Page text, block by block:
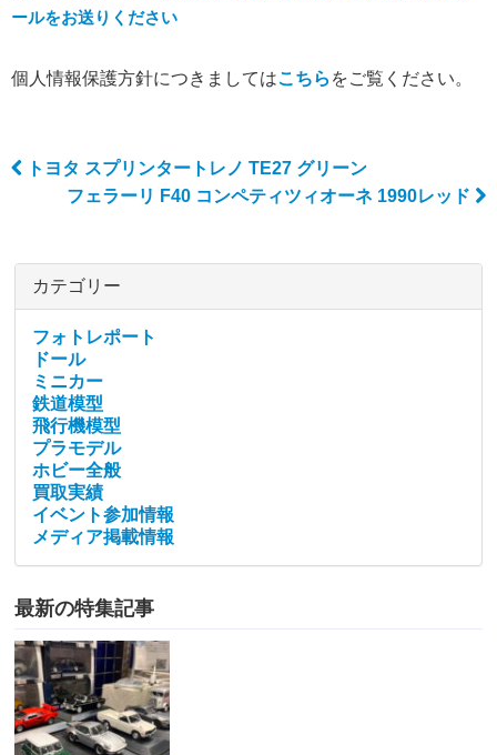
ールをお送りください
個人情報保護方針につきましてはこちら をご覧ください。
Post navigation
トヨタ スプリンタートレノ TE27 グリーン
フェラーリ F40 コンペティツィオーネ 1990レッド
カテゴリー
フォトレポート
ドール
ミニカー
鉄道模型
飛行機模型
プラモデル
ホビー全般
買取実績
イベント参加情報
メディア掲載情報
最新の特集記事